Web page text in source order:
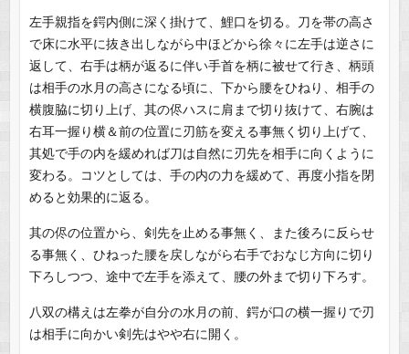
左手親指を鍔内側に深く掛けて、鯉口を切る。刀を帯の高さ
で床に水平に抜き出しながら中ほどから徐々に左手は逆さに
返して、右手は柄が返るに伴い手首を柄に被せて行き、柄頭
は相手の水月の高さになる頃に、下から腰をひねり、相手の
横腹脇に切り上げ、其の侭ハスに肩まで切り抜けて、右腕は
右耳一握り横＆前の位置に刃筋を変える事無く切り上げて、
其処で手の内を緩めれば刀は自然に刃先を相手に向くように
変わる。コツとしては、手の内の力を緩めて、再度小指を閉
めると効果的に返る。
其の侭の位置から、剣先を止める事無く、また後ろに反らせ
る事無く、ひねった腰を戻しながら右手でおなじ方向に切り
下ろしつつ、途中で左手を添えて、腰の外まで切り下ろす。
八双の構えは左拳が自分の水月の前、鍔が口の横一握りで刃
は相手に向かい剣先はやや右に開く。